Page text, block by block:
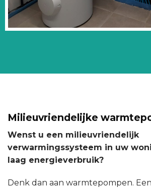
Milieuvriendelijke
Wenst u een milieuvriendelijk
verwarmingssysteem in uw
laag energieverbruik?
Denk dan aan warmtepompen.